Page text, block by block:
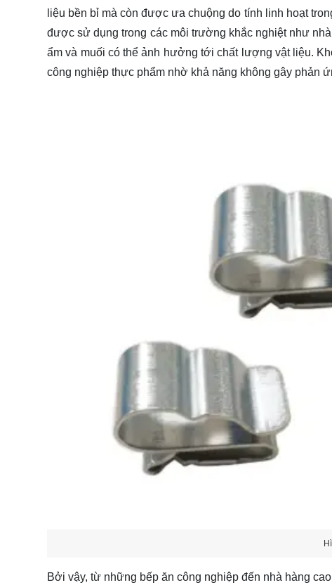
liệu bền bỉ mà còn được ưa chuộng do tính linh hoạt
được sử dụng trong các môi trường khắc nghiệt như
ẩm và muối có thể ảnh hưởng tới chất lượng vật liệu.
công nghiệp thực phẩm nhờ khả năng không gây phản
Bởi vậy, từ những bếp ăn công nghiệp đến nhà hàng